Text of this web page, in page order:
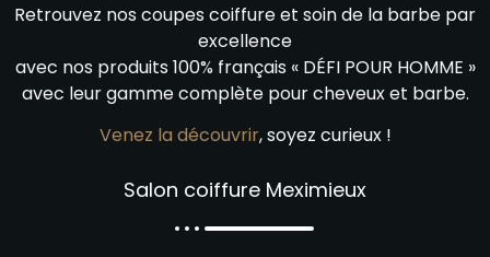
Retrouvez nos coupes coiffure et soin de la barbe par
excellence
avec nos produits 100% français « DÉFI POUR HOMME »
avec leur gamme complète pour cheveux et barbe.
Venez la découvrir, soyez curieux !
Salon coiffure Meximieux